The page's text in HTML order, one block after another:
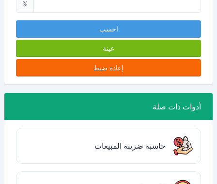
%
احسب
عينة
إعادة ضبط
أدوات ذات صلة
حاسبة ضريبة المبيعات